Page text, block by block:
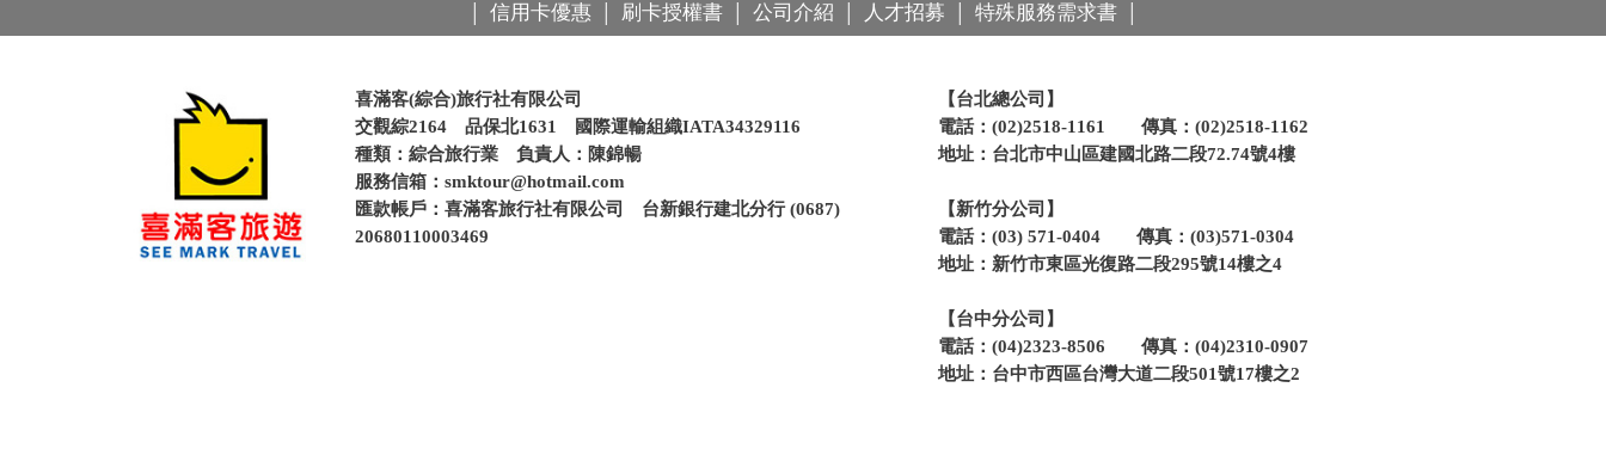
信用卡優惠 刷卡授權書 公司介紹 人才招募 特殊服務需求書
喜滿客(綜合)旅行社有限公司
交觀綜2164 品保北1631 國際運輸組織IATA34329116
種類：綜合旅行業 負責人：陳錦暢
服務信箱： smktour@hotmail.com
匯款帳戶：喜滿客旅行社有限公司 台新銀行建北分行 (0687)
20680110003469
【台北總公司】
電話：(02)2518-1161 傳真：(02)2518-1162
地址：台北市中山區建國北路二段72.74號4樓
【新竹分公司】
電話：(03) 571-0404 傳真：(03)571-0304
地址：新竹市東區光復路二段295號14樓之4
【台中分公司】
電話：(04)2323-8506 傳真：(04)2310-0907
地址：台中市西區台灣大道二段501號17樓之2